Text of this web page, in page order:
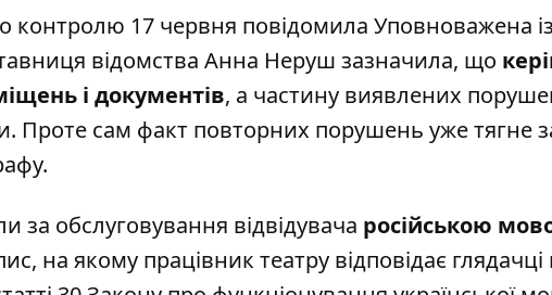
контролю 17 червня повідомила Уповноважена
відомства Анна Неруш зазначила, що
і документів, а частину виявлених
Проте сам факт повторних порушень уже тягне
за обслуговування відвідувача російською
на якому працівник театру відповідає